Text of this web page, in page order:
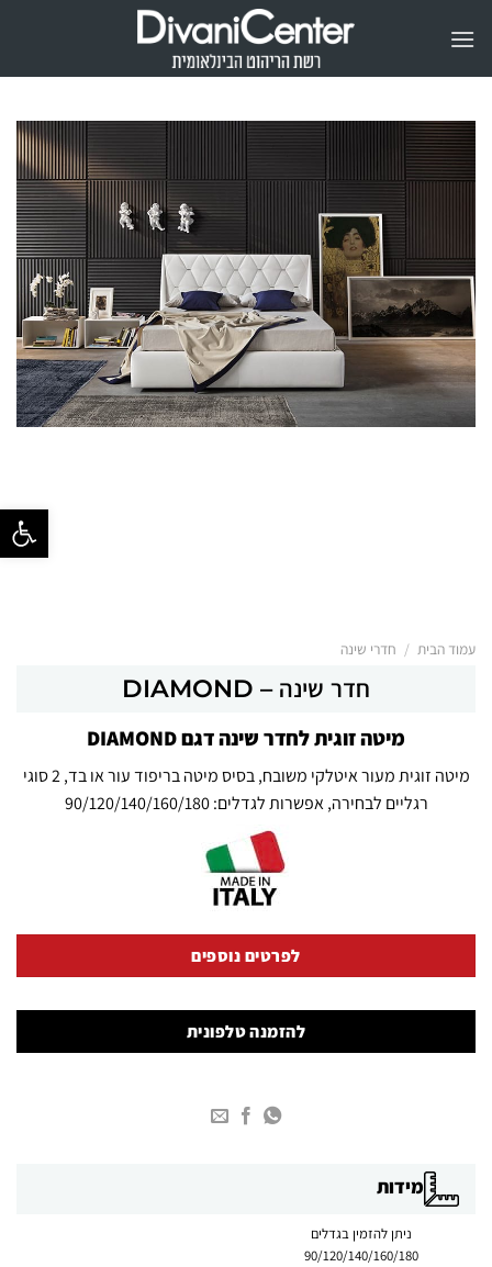
פתח
עמוד הבית / חדרי שינה
חדר שינה – DIAMOND
מיטה זוגית לחדר שינה דגם DIAMOND
מיטה זוגית מעור איטלקי משובח, בסיס מיטה בריפוד עור או בד, 2 סוגי
רגליים לבחירה, אפשרות לגדלים: 90/120/140/160/180
לפרטים נוספים
להזמנה טלפונית
מידות
ניתן להזמין בגדלים
90/120/140/160/180